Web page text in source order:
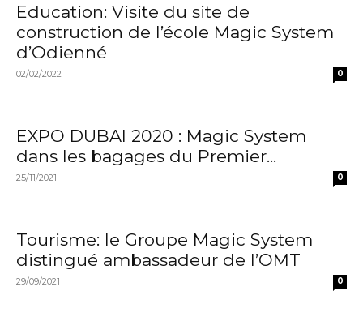
Education: Visite du site de
construction de l’école Magic System
d’Odienné
02/02/2022 0
EXPO DUBAI 2020 : Magic System
dans les bagages du Premier...
25/11/2021 0
Tourisme: le Groupe Magic System
distingué ambassadeur de l’OMT
29/09/2021 0